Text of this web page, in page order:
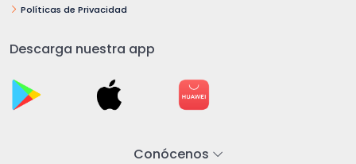
Políticas de Privacidad
Descarga nuestra app
Conócenos